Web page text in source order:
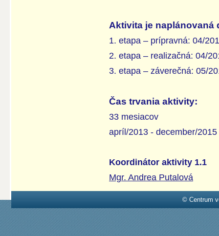
Aktivita je naplánovaná
1. etapa – prípravná: 04/
2. etapa – realizačná: 04/
3. etapa – záverečná: 05/
Čas trvania aktivity:
33 mesiacov
apríl/2013 - december/2015
Koordinátor aktivity 1.1
Mgr. Andrea Putalová
© Centrum